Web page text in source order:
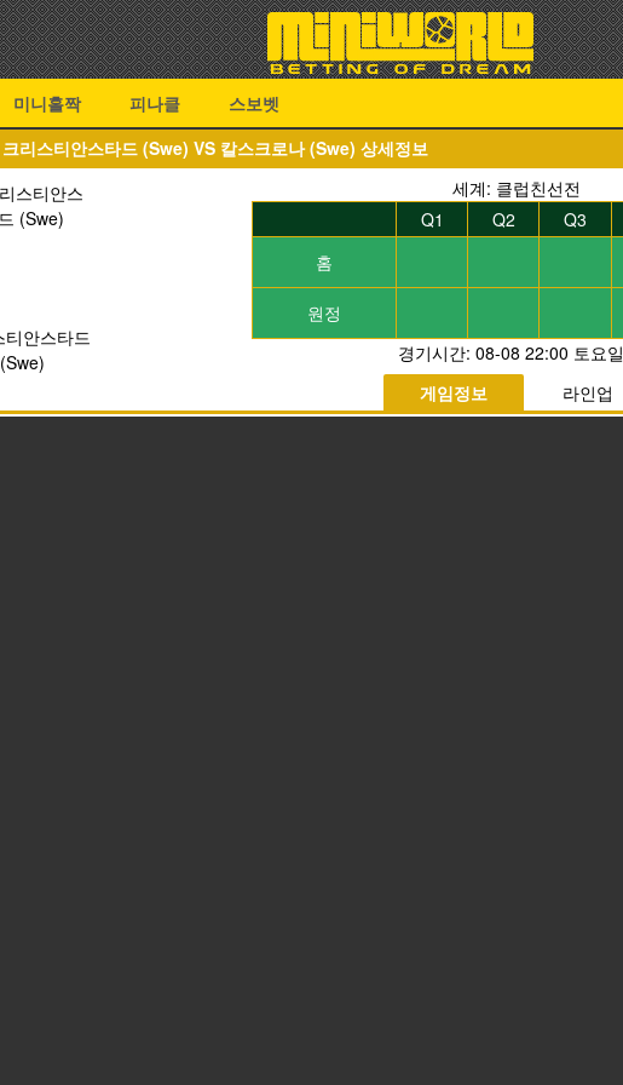
미니홀짝 피나클
스보벳
리스티안스타드 (Swe) VS 칼스크로나 (Swe) 상세정보
티안스타드
(Swe)
세계: 클럽친선전
Q1
Q2 Q3
홈
원정
경기시간:08-08 22:00 토요일
게임정보 라인업